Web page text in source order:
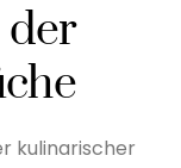
der
kulinarischer